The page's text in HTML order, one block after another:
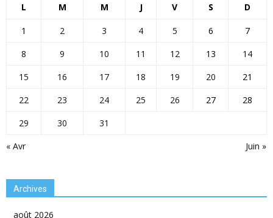
L M M J V S D
« Avr Juin »
1 2 3 4 5 6
7
8
9 10 11 12 13
14
15
16 17 18 19 20
21
22
23 24 25 26 27
28
29
30 31
Archives
août 2026